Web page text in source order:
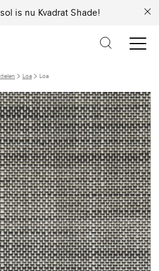
is nu Kvadrat Shade!
Loa Loa